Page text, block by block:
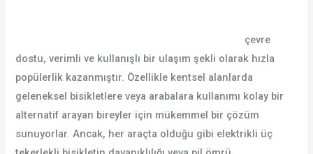
çevre
dostu, verimli ve kullanışlı bir ulaşım şekli olarak hızla
popülerlik kazanmıştır. Özellikle kentsel alanlarda
geleneksel bisikletlere veya arabalara kullanımı kolay bir
alternatif arayan bireyler için mükemmel bir çözüm
sunuyorlar. Ancak, her araçta olduğu gibi elektrikli üç